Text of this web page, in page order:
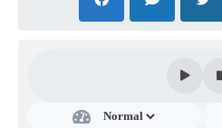
Pré-Cadastro de Vacinação